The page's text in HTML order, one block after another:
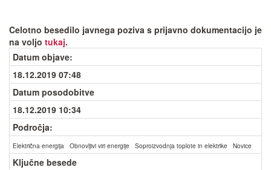
Celotno besedilo javnega poziva s prijavno dokumentacijo je
na voljo tukaj.
Datum objave:
18.12.2019 07:48
Datum posodobitve
18.12.2019 10:34
Področja:
Električna energija Obnovljivi viri energije Soproizvodnja toplote in elektrike Novice
Ključne besede